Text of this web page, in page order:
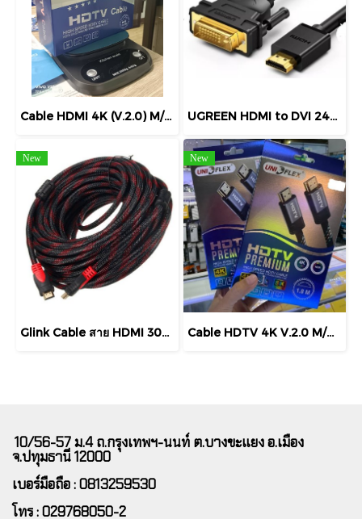
Cable HDMI 4K (V.2.0) M/M (10M) TOP TECH สายถัก สายส่งสัญญาณ HDMI V2.0 Support 4K UGREEN HDMI to DVI 24+1 CABLE 1.5M รุ่น 11150 1.5M , รุ่น 10137 5M SUPPORT RESOLUTION UP TO 1080P สายแปลง HDMI to DVI 24+1
New
Glink Cable สาย HDMI 30M รุ่น GLINK-09 PREMIUM HDMI V1.4 สายสัญญาณ PREMIUM HDMI V1.4 High Speed HDMI Cable
New
Cable HDTV 4K V.2.0 M/M (1.8M) UNIFLEK สายถัก High-Definition Multimedia Interface 4K Ultra HD Resolution
10/56-57 ม.4 ถ.กรุงเทพฯ-นนท์ ต.บางขะแยง อ.เมือง
จ.ปทุมธานี 12000
เบอร์มือถือ : 0813259530
โทร : 029768050-2